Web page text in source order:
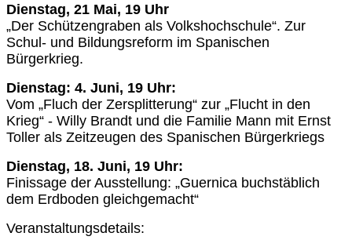
Dienstag, 21 Mai, 19 Uhr
„Der Schützengraben als Volkshochschule“. Zur
Schul- und Bildungsreform im Spanischen
Bürgerkrieg.
Dienstag: 4. Juni, 19 Uhr:
Vom „Fluch der Zersplitterung“ zur „Flucht in den
Krieg“ - Willy Brandt und die Familie Mann mit Ernst
Toller als Zeitzeugen des Spanischen Bürgerkriegs
Dienstag, 18. Juni, 19 Uhr:
Finissage der Ausstellung: „Guernica buchstäblich
dem Erdboden gleichgemacht“
Veranstaltungsdetails: